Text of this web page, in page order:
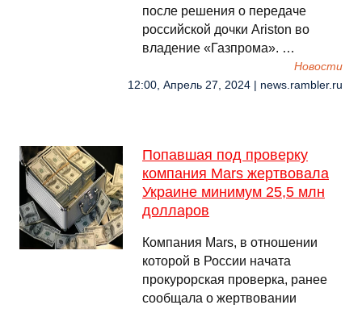
после решения о передаче
российской дочки Ariston во
владение «Газпрома». …
Новости
12:00, Апрель 27, 2024 | news.rambler.ru
Попавшая под проверку
компания Mars жертвовала
Украине минимум 25,5 млн
долларов
Компания Mars, в отношении
которой в России начата
прокурорская проверка, ранее
сообщала о жертвовании